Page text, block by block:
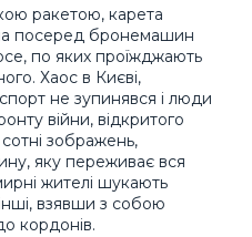
ракетою, карета
посеред бронемашин
по яких проїжджають
Хаос в Києві,
не зупинявся і люди
війни, відкритого
зображень,
яку переживає вся
жителі шукають
взявши з собою
кордонів.